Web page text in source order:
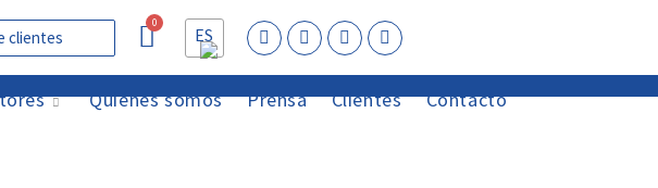
clientes ES
Quiénes somos Prensa Clientes Contacto